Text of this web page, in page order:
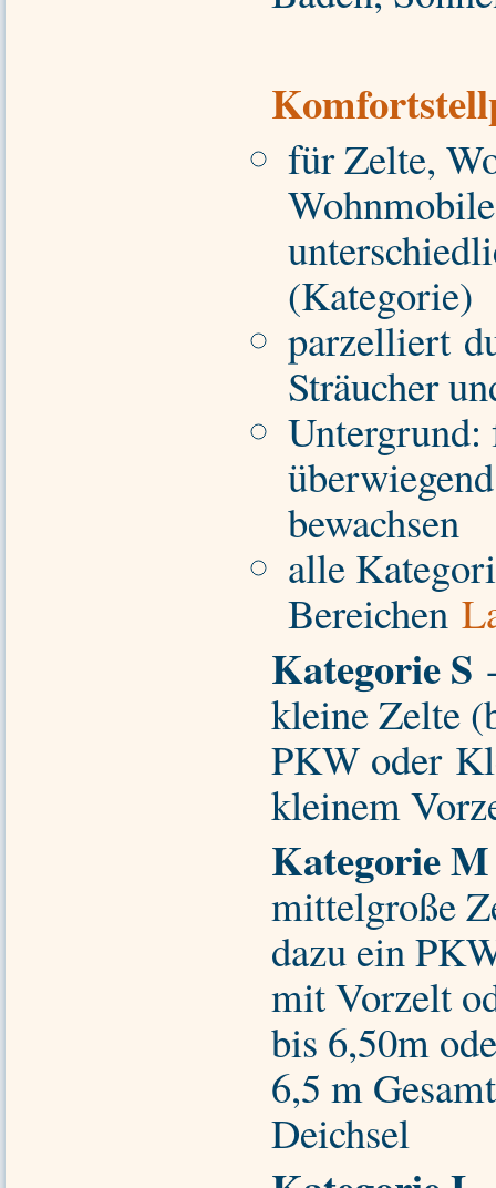
für Zelte,
(Kategorie)
parzelliert
Sträucher
Untergrund:
bewachsen
alle
Bereichen
Kategorie S
kleine Zelte
PKW oder
kleinem
Kategorie M
mittelgroße
dazu ein
mit Vorzelt
bis 6,50m
6,5 m
Deichsel